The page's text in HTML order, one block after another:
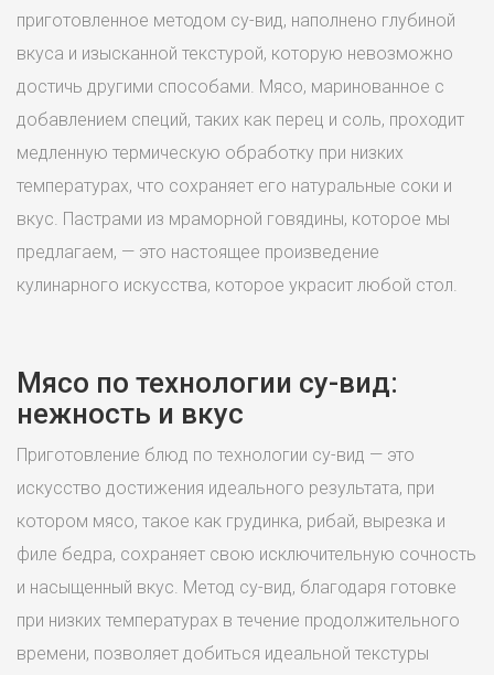
приготовленное методом су-вид, наполнено глубиной
вкуса и изысканной текстурой, которую невозможно
достичь другими способами. Мясо, маринованное с
добавлением специй, таких как перец и соль, проходит
медленную термическую обработку при низких
температурах, что сохраняет его натуральные соки и
вкус. Пастрами из мраморной говядины, которое мы
предлагаем, — это настоящее произведение
кулинарного искусства, которое украсит любой стол.
Мясо по технологии су-вид:
нежность и вкус
Приготовление блюд по технологии су-вид — это
искусство достижения идеального результата, при
котором мясо, такое как грудинка, рибай, вырезка и
филе бедра, сохраняет свою исключительную сочность
и насыщенный вкус. Метод су-вид, благодаря готовке
при низких температурах в течение продолжительного
времени, позволяет добиться идеальной текстуры